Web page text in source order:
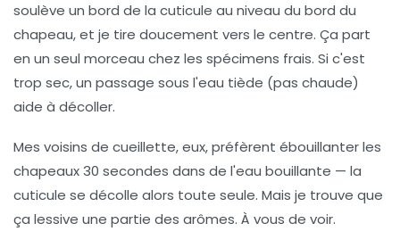
soulève un bord de la cuticule au niveau du bord du
chapeau, et je tire doucement vers le centre. Ça part
en un seul morceau chez les spécimens frais. Si c'est
trop sec, un passage sous l'eau tiède (pas chaude)
aide à décoller.
Mes voisins de cueillette, eux, préfèrent ébouillanter les
chapeaux 30 secondes dans de l'eau bouillante — la
cuticule se décolle alors toute seule. Mais je trouve que
ça lessive une partie des arômes. À vous de voir.